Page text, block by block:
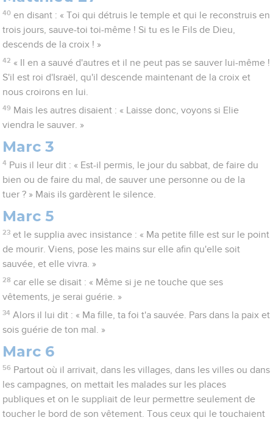
40 en disant : « Toi qui détruis le temple et qui le reconstruis en
trois jours, sauve-toi toi-même ! Si tu es le Fils de Dieu,
descends de la croix ! »
42 « Il en a sauvé d'autres et il ne peut pas se sauver lui-même !
S'il est roi d'Israël, qu'il descende maintenant de la croix et
nous croirons en lui.
49 Mais les autres disaient : « Laisse donc, voyons si Elie
viendra le sauver. »
Marc 3
4 Puis il leur dit : « Est-il permis, le jour du sabbat, de faire du
bien ou de faire du mal, de sauver une personne ou de la
tuer ? » Mais ils gardèrent le silence.
Marc 5
23 et le supplia avec insistance : « Ma petite fille est sur le point
de mourir. Viens, pose les mains sur elle afin qu'elle soit
sauvée, et elle vivra. »
28 car elle se disait : « Même si je ne touche que ses
vêtements, je serai guérie. »
34 Alors il lui dit : « Ma fille, ta foi t'a sauvée. Pars dans la paix et
sois guérie de ton mal. »
Marc 6
56 Partout où il arrivait, dans les villages, dans les villes ou dans
les campagnes, on mettait les malades sur les places
publiques et on le suppliait de leur permettre seulement de
toucher le bord de son vêtement. Tous ceux qui le touchaient